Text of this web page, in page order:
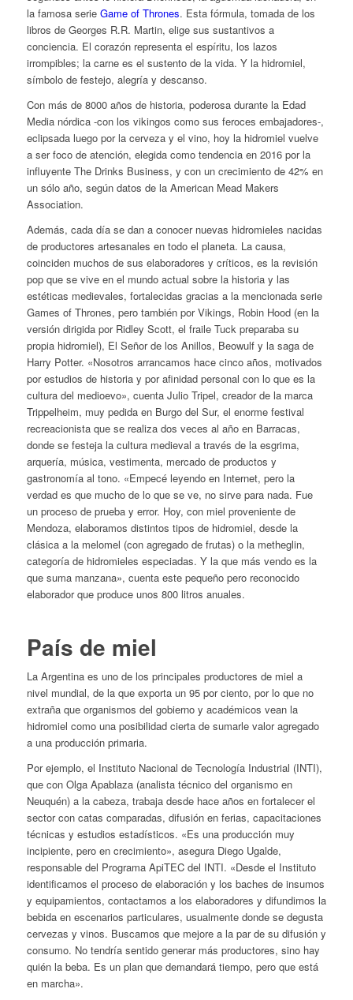
la famosa serie Game of Thrones. Esta fórmula, tomada de los
libros de Georges R.R. Martin, elige sus sustantivos a
conciencia. El corazón representa el espíritu, los lazos
irrompibles; la carne es el sustento de la vida. Y la hidromiel,
símbolo de festejo, alegría y descanso.
Con más de 8000 años de historia, poderosa durante la Edad
Media nórdica -con los vikingos como sus feroces embajadores-,
eclipsada luego por la cerveza y el vino, hoy la hidromiel vuelve
a ser foco de atención, elegida como tendencia en 2016 por la
influyente The Drinks Business, y con un crecimiento de 42% en
un sólo año, según datos de la American Mead Makers
Association.
Además, cada día se dan a conocer nuevas hidromieles nacidas
de productores artesanales en todo el planeta. La causa,
coinciden muchos de sus elaboradores y críticos, es la revisión
pop que se vive en el mundo actual sobre la historia y las
estéticas medievales, fortalecidas gracias a la mencionada serie
Games of Thrones, pero también porVikings, Robin Hood(en la
versión dirigida por Ridley Scott, el fraile Tuck preparaba su
propia hidromiel), El Señor de los Anillos, Beowulfy la saga de
Harry Potter. «Nosotros arrancamos hace cinco años, motivados
por estudios de historia y por afinidad personal con lo que es la
cultura del medioevo», cuenta Julio Tripel, creador de la marca
Trippelheim, muy pedida en Burgo del Sur, el enorme festival
recreacionista que se realiza dos veces al año en Barracas,
donde se festeja la cultura medieval a través de la esgrima,
arquería, música, vestimenta, mercado de productos y
gastronomía al tono. «Empecé leyendo en Internet, pero la
verdad es que mucho de lo que se ve, no sirve para nada. Fue
un proceso de prueba y error. Hoy, con miel proveniente de
Mendoza, elaboramos distintos tipos de hidromiel, desde la
clásica a la melomel (con agregado de frutas) o la metheglin,
categoría de hidromieles especiadas. Y la que más vendo es la
que suma manzana», cuenta este pequeño pero reconocido
elaborador que produce unos 800 litros anuales.
País de miel
La Argentina es uno de los principales productores de miel a
nivel mundial, de la que exporta un 95 por ciento, por lo que no
extraña que organismos del gobierno y académicos vean la
hidromiel como una posibilidad cierta de sumarle valor agregado
a una producción primaria.
Por ejemplo, el Instituto Nacional de Tecnología Industrial (INTI),
que con Olga Apablaza (analista técnico del organismo en
Neuquén) a la cabeza, trabaja desde hace años en fortalecer el
sector con catas comparadas, difusión en ferias, capacitaciones
técnicas y estudios estadísticos. «Es una producción muy
incipiente, pero en crecimiento», asegura Diego Ugalde,
responsable del Programa ApiTEC del INTI. «Desde el Instituto
identificamos el proceso de elaboración y los baches de insumos
y equipamientos, contactamos a los elaboradores y difundimos la
bebida en escenarios particulares, usualmente donde se degusta
cervezas y vinos. Buscamos que mejore a la par de su difusión y
consumo. No tendría sentido generar más productores, sino hay
quién la beba. Es un plan que demandará tiempo, pero que está
en marcha».